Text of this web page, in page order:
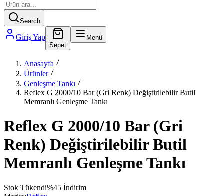
Search
Giriş Yap
Sepet
Menü
Anasayfa
Ürünler
Genleşme Tankı
Reflex G 2000/10 Bar (Gri Renk) Değiştirilebilir Butil
Memranlı Genleşme Tankı
Reflex G 2000/10 Bar (Gri
Renk) Değiştirilebilir Butil
Memranlı Genleşme Tankı
Stok Tükendi%45 İndirim